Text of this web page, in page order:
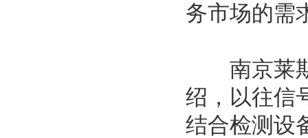
务市场的需
南京莱斯
绍，以往信
结合检测设